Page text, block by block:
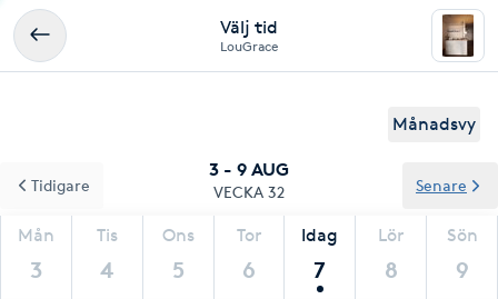
Välj tid
LouGrace
Månadsvy
3 - 9 AUG
VECKA 32
Mån
3
Tis
4
Ons
5
Tor
6
Idag
7
Lör
8
Sön
9
Tidigare Senare